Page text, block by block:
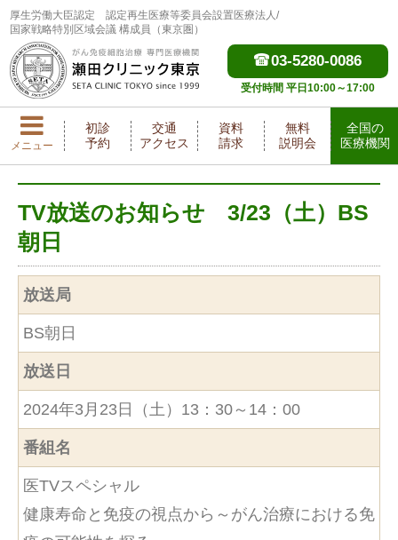
厚生労働大臣認定
認定再生医療等委員会設置医療法人/
国家戦略特別区域会議 構成員（東京圏）
03-5280-0086
受付時間 平日10:00～17:00
メニュー
初診
予約
交通
アクセス
資料
請求
無料
説明会
全国の
医療機関
TV放送のお知らせ 3/23（土）BS
朝日
放送局
BS朝日
放送日
2024年3月23日（土）13：30～14：00
番組名
医TVスペシャル
健康寿命と免疫の視点から～がん治療における免